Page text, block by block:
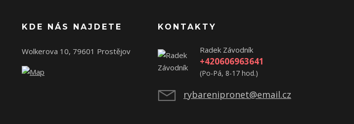
KDE NÁS NAJDETE
Wolkerova 10, 79601 Prostějov
KONTAKTY
Radek Závodník
+420606963641
(Po-Pá, 8-17 hod.)
rybarenipronet@email.cz